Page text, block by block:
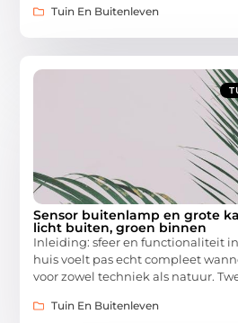
Tuin En Buitenleven
Sensor buitenlamp en grote
licht buiten, groen binnen
Inleiding: sfeer en functionaliteit
huis voelt pas echt compleet
voor zowel techniek als natuur.
Tuin En Buitenleven